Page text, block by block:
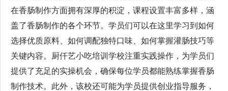
在香肠制作方面拥有深厚的积淀，课程设置丰富多样，涵
盖了香肠制作的各个环节。学员们可以在这里学习到如何
选择优质原料、如何调配独特口味、如何掌握灌肠技巧等
关键内容。厨仟艺小吃培训学校注重实践操作，为学员们
提供了充足的实操机会，确保每位学员都能熟练掌握香肠
制作技术。此外，该校还可能为学员提供创业指导服务，